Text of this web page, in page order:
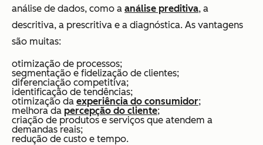
análise de dados, como a análise preditiva, a
descritiva, a prescritiva e a diagnóstica. As vantagens
são muitas:
otimização de processos;
segmentação e fidelização de clientes;
diferenciação competitiva;
identificação de tendências;
otimização da experiência do consumidor;
melhora da percepção do cliente;
criação de produtos e serviços que atendem a
demandas reais;
redução de custo e tempo.